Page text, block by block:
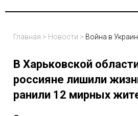
Главная > Новости > Война в
В Харьковской
россияне лишили
ранили 12 мирных